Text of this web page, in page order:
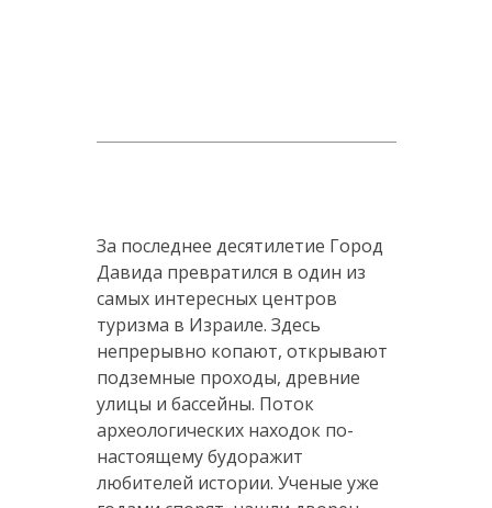
За последнее десятилетие Город
Давида превратился в один из
самых интересных центров
туризма в Израиле. Здесь
непрерывно копают, открывают
подземные проходы, древние
улицы и бассейны. Поток
археологических находок по-
настоящему будоражит
любителей истории. Ученые уже